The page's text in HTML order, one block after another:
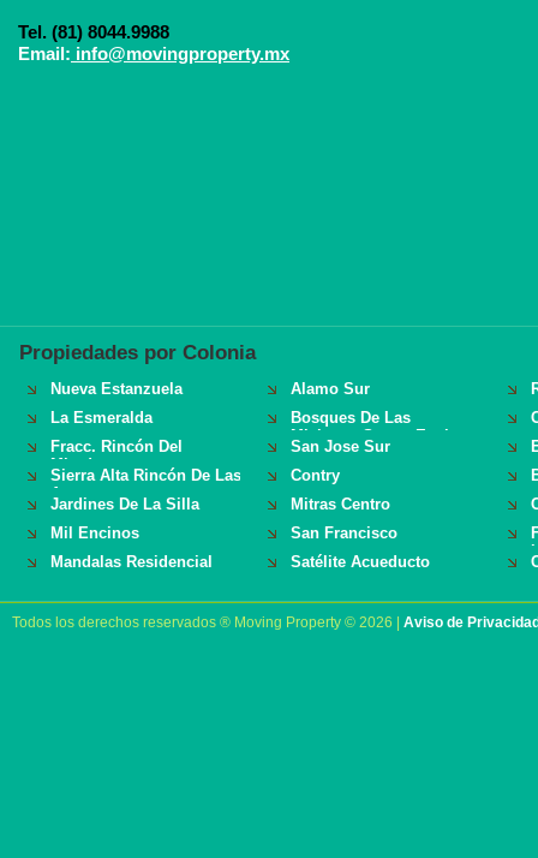
Tel. (81) 8044.9988
Email: info@movingproperty.mx
Propiedades por Colonia
Nueva Estanzuela Alamo Sur
La Esmeralda
Bosques De Las
Misiones Sector Encino
Fracc. Rincón Del
Mirador
San Jose Sur
Sierra Alta Rincón De Las
Aves
Contry
Jardines De La Silla
Mitras Centro
Mil Encinos
San Francisco
Mandalas Residencial Satélite Acueducto
Todos los derechos reservados ® Moving Property © 2026 | Aviso de